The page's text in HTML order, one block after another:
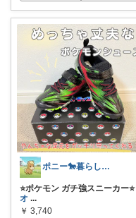
ポニー🐎暮らし快適を目指すパパ
⭐️ポケモン ガチ強スニーカー⭐️
オ ...
￥ 3,740